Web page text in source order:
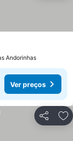
Andorinhas
Ver preços
Partilhar